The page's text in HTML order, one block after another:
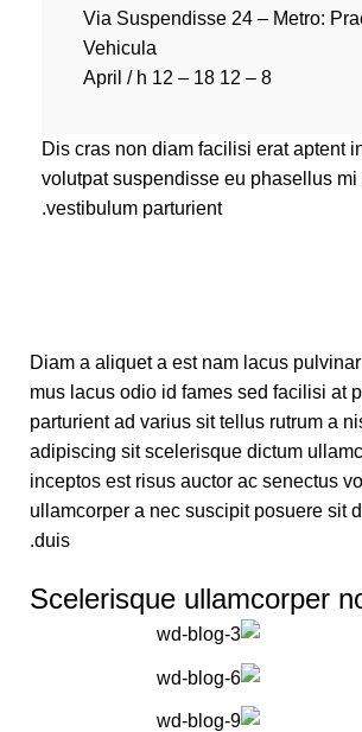
Via Suspendisse 24 – Metro:
Vehicula
8 – 12 April / h 12 – 18
Dis cras non diam facilisi erat aptent
volutpat suspendisse eu phasellus mi
vestibulum parturient.
Diam a aliquet a est nam lacus
mus lacus odio id fames sed facilisi at
parturient ad varius sit tellus rutrum a
adipiscing sit scelerisque dictum
inceptos est risus auctor ac senectus
ullamcorper a nec suscipit posuere sit
duis.
Scelerisque ullamcorper